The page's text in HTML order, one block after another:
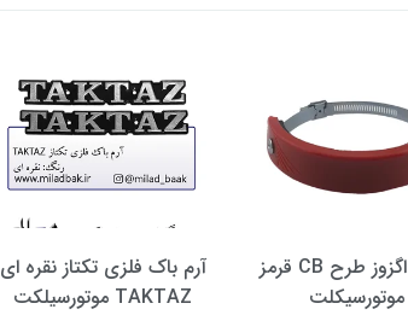
بست اگزوز طرح CB قرمز
موتورسیکلت
آرم باک فلزی تکتاز نقره ای
TAKTAZ موتورسیلکت